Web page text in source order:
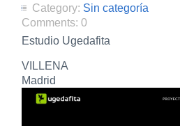
Category: Sin categoría
Comments:0
Estudio Ugedafita
VILLENA
Madrid